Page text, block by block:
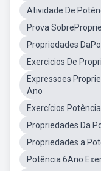
Atividade De
Prova
Propriedades
Exercicios De
Expressoes
Ano
Exercícios
Propriedades Da
Propriedades a
Potência 6Ano